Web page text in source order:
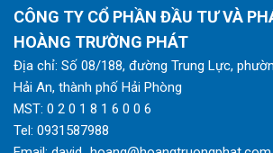
CÔNG TY CỔ PHẦN ĐẦU TƯ VÀ
HOÀNG TRƯỜNG PHÁT
Địa chỉ: Số 08/188, đường Trung Lực,
Hải An, thành phố Hải Phòng
MST: 0 2 0 1 8 1 6 0 0 6
Tel: 0931587988